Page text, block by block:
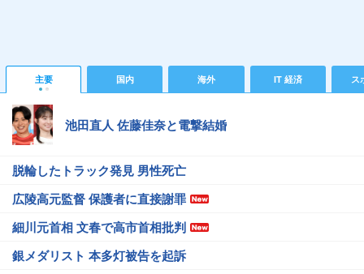
主要 国内 海外 IT 経済 ス
池田直人 佐藤佳奈と電撃結婚
脱輪したトラック発見 男性死亡
広陵高元監督 保護者に直接謝罪
細川元首相 文春で高市首相批判
銀メダリスト 本多灯被告を起訴